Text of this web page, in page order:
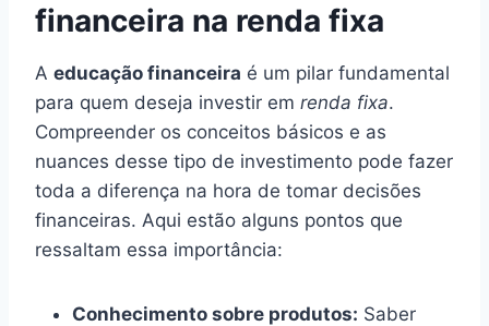
financeira na renda fixa
A educação financeira é um pilar fundamental
para quem deseja investir em renda fixa.
Compreender os conceitos básicos e as
nuances desse tipo de investimento pode fazer
toda a diferença na hora de tomar decisões
financeiras. Aqui estão alguns pontos que
ressaltam essa importância:
Conhecimento sobre produtos: Saber